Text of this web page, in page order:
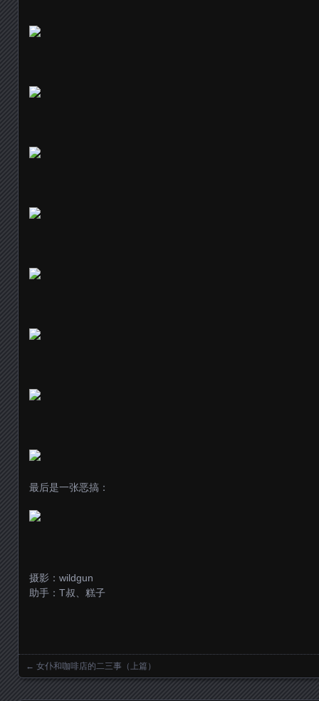
最后是一张恶搞：
摄影：wildgun
助手：T叔、糕子
Posts navigation
← 女仆和咖啡店的二三事（上篇）